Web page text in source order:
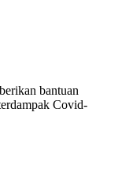
bantuan
Covid-